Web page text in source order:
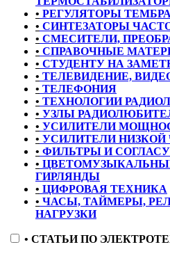
• РЕГУЛЯТОРЫ
• СИНТЕЗАТОРЫ
• СМЕСИТЕЛИ,
• СПРАВОЧНЫЕ
• СТУДЕНТУ НА
• ТЕЛЕВИДЕНИЕ,
• ТЕЛЕФОНИЯ
• ТЕХНОЛОГИИ
• УЗЛЫ
• УСИЛИТЕЛИ
• УСИЛИТЕЛИ
• ФИЛЬТРЫ И
•
ГИРЛЯНДЫ
• ЦИФРОВАЯ ТЕХНИКА
• ЧАСЫ, ТАЙМЕРЫ,
НАГРУЗКИ
• СТАТЬИ ПО